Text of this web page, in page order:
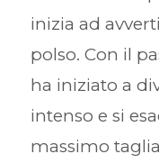
inizia ad
polso. Con il
ha iniziato a
intenso e si
massimo